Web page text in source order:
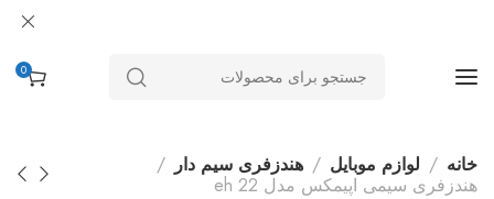
0
خانه لوازم موبایل
هندزفری سیم دار
هندزفری سیمی اپیمکس مدل eh 22